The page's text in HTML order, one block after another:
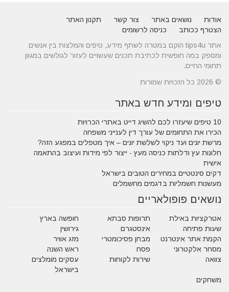
אודות נושאים באתר צור קשר
תקנון האתר
הצטרף ככותב
כניסה לרשומים
אתר tips4u הוקם במטרה לשתף מידע, טיפים והמלצות בין אנשים
ומספק במה חופשית לכתיבת תכנים שעשויים לעזור לגולשים במגוון
תחומי החיים.
© 2026 כל הזכויות שמורות
טיפים ומידע חדש באתר
10 טיפים שיעזרו לכם להשיג דייט באתרי הכרויות
הכירו את התחומים של עורך דין לענייני משפחה
מרשת יונים ועד ניקוי לשלשת יונים – איך מטפלים במפגע הזה?
חלונות עץ ודלתות כניסה מעץ - ייצור לפי מידות ועיצוב בהתאמה
אישית
דקים סינטטיים במחירים הטובים בישראל
מעשנות חשמליות בדגמים מחשמלים
נושאים פופולאריים
אטרקציות באילת תרופות סבתא
חופשה בארץ
שעות פתיחה
אינסטגרם
גירושין
הקמת אתר אינטרנט
מבחן פסיכומטרי
מזג אוויר
מסחר אלקטרוני
פסח
ראש השנה
צוואה
שירות לקוחות
עסקים מומלצים
בישראל
משחקים